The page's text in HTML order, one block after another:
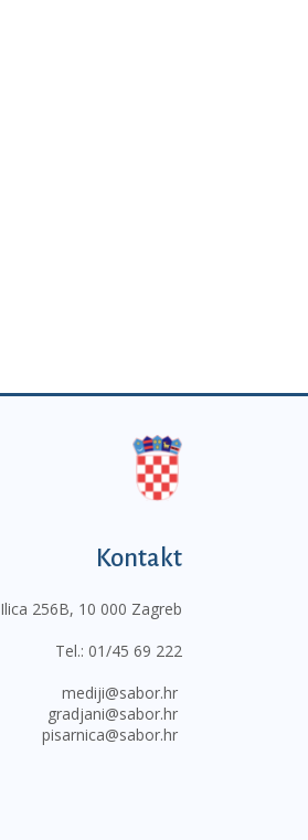
Kontakt
Ilica 256B, 10 000 Zagreb
Tel.: 01/45 69 222
mediji@sabor.hr
gradjani@sabor.hr
pisarnica@sabor.hr